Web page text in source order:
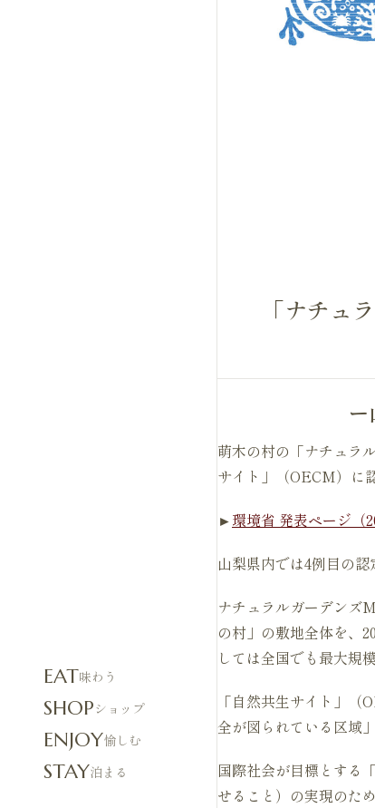
EAT味わう
SHOPショップ
ENJOY愉しむ
STAY泊まる
「ナチュ
萌木の村の「ナチュラ
サイト」（OECM）に
►環境省 発表ページ（
山梨県内では4例目の
ナチュラルガーデンズ
の村」の敷地全体を、
しては全国でも最大規
「自然共生サイト」
全が図られている区域
国際社会が目標とする
せること）の実現のた